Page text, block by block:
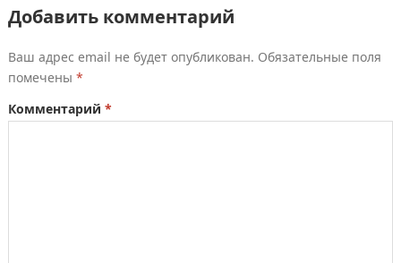
Добавить комментарий
Ваш адрес email не будет опубликован. Обязательные поля
помечены *
Комментарий *